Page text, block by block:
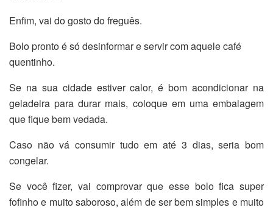
Enfim, vai do gosto do freguês.
Bolo pronto é só desinformar e servir com aquele café
quentinho.
Se na sua cidade estiver calor, é bom acondicionar na
geladeira para durar mais, coloque em uma embalagem
que fique bem vedada.
Caso não vá consumir tudo em até 3 dias, seria bom
congelar.
Se você fizer, vai comprovar que esse bolo fica super
fofinho e muito saboroso, além de ser bem simples e muito